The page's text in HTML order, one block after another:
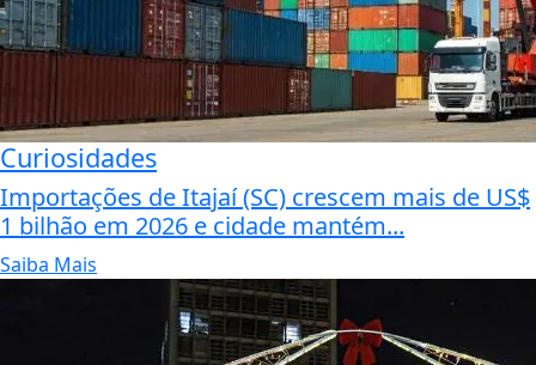
Curiosidades
Importações de Itajaí (SC) crescem mais de US$
1 bilhão em 2026 e cidade mantém...
Saiba Mais